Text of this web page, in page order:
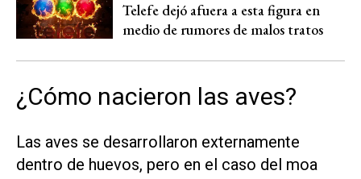
Telefe dejó afuera a esta figura en
medio de rumores de malos tratos
¿Cómo nacieron las aves?
Las aves se desarrollaron externamente
dentro de huevos, pero en el caso del moa